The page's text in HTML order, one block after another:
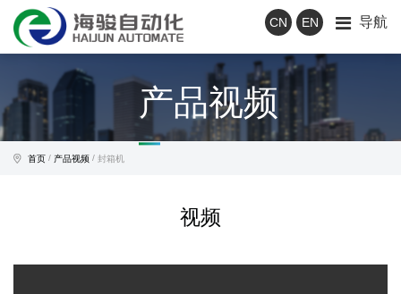
CN EN 导航
产品视频
首页 / 产品视频 /封箱机
视频